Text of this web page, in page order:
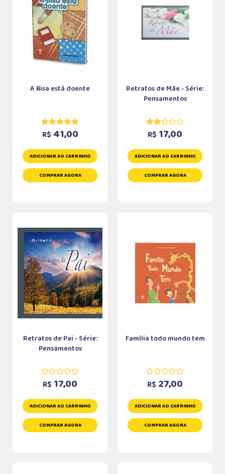
A Bisa está doente
R$ 41,00
ADICIONAR AO CARRINHO
COMPRAR AGORA
Retratos de Mãe - Série:
Pensamentos
R$ 17,00
ADICIONAR AO CARRINHO
COMPRAR AGORA
Retratos de Pai - Série:
Pensamentos
R$ 17,00
ADICIONAR AO CARRINHO
COMPRAR AGORA
Família todo mundo tem
R$ 27,00
ADICIONAR AO CARRINHO
COMPRAR AGORA